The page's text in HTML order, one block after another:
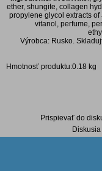
ether, shungite, collagen
propylene glycol extracts
vitanol, perfume,
Výrobca: Rusko.
Hmotnosť produktu:0.18 kg
Prispievať do